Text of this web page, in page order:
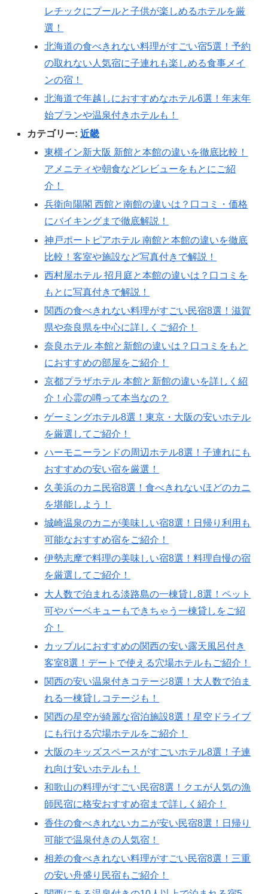
レチックにプールと子供が楽しめるホテルを厳
選！
北海道の食べきれない料理がすごい宿5選！予約
の取れない人気宿に子連れも楽しめる食事メイ
ンの宿！
北海道で年越しにおすすめなホテル6選！年末年
始プランや温泉付きホテルも！
カテゴリー:近畿
東横イン新大阪 新館と本館の違いを徹底比較！
アメニティや朝食などレビューをもとにご紹
介！
兵衛向陽閣 西館と南館の違いは？口コミ・価格
にバイキングまで徹底解説！
神戸ポートピアホテル 南館と本館の違いを徹底
比較！客室や施設など写真付きで解説！
西村屋ホテル 招月庭と本館の違いは？口コミを
もとに写真付きで解説！
関西の食べきれない料理がすごい民宿8選！滋賀
県や奈良県を中心に詳しくご紹介！
奈良ホテル 本館と新館の違いは？口コミをもと
におすすめの部屋をご紹介！
京都プラザホテル 本館と新館の違いを詳しく紹
介！心霊の噂って本当なの？
ゲーミングホテル8選！東京・大阪の安いホテル
を厳選してご紹介！
ハーモニーランドの周辺ホテル8選！子連れにも
おすすめの安い宿を厳選！
久美浜のカニ民宿8選！食べきれないほどのカニ
を堪能しよう！
城崎温泉のカニが美味しい宿8選！日帰り利用も
可能なおすすめ宿をご紹介！
伊勢志摩で料理の美味しい宿8選！料理自慢の宿
を厳選してご紹介！
大人数で泊まれる淡路島の一棟貸し8選！ペット
可やバーベキューもできちゃう一棟貸しをご紹
介！
カップルにおすすめの関西の安い露天風呂付き
客室8選！デートで使える穴場ホテルもご紹介！
関西の安い温泉付きコテージ8選！大人数で泊ま
れる一棟貸しコテージも！
関西の星空が綺麗な宿泊施設8選！星空ドライブ
にも行ける穴場ホテルをご紹介！
大阪のキッズスペースがすごいホテル8選！子連
れ向け安いホテルも！
和歌山の料理がすごい民宿8選！クエが人気の漁
師民宿に格安おすすめ宿まで詳しく紹介！
香住の食べきれないカニが安い民宿8選！日帰り
可能で温泉付きの人気宿！
相差の食べきれない料理がすごい民宿8選！三重
の安い舟盛り民宿もご紹介！